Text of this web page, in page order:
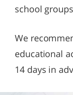
school
We
educational
14 days in